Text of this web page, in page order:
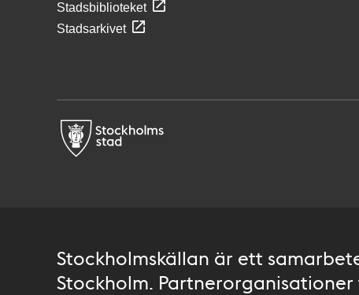
Stadsbiblioteket
Stadsarkivet
Stockholmskällan är ett
Stockholm.